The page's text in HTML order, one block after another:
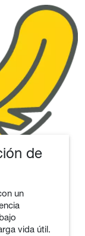
de
un
vida útil.